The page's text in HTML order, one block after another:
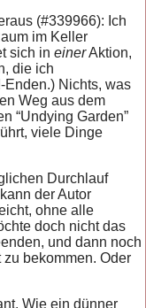
(#339966): Ich
im Keller
sich ineinerAktion,
die ich
Enden.) Nichts, was
Weg aus dem
“Undying Garden”
viele Dinge
Durchlauf
der Autor
ohne alle
doch nicht das
und dann noch
bekommen. Oder
Wie ein dünner